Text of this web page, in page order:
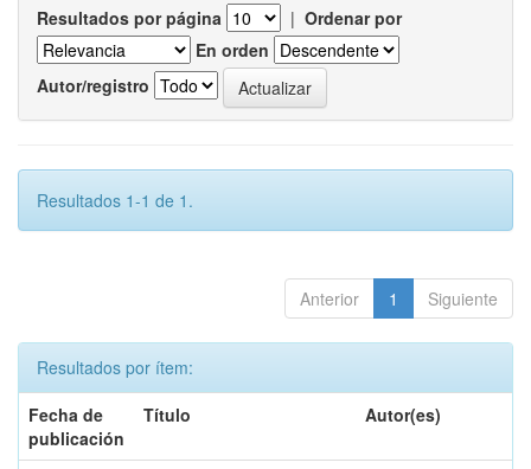
Resultados por página | Ordenar por
En orden
Autor/registro
Resultados 1-1 de 1.
Anterior 1 Siguiente
Resultados por ítem:
Fecha de
publicación
Título Autor(es)